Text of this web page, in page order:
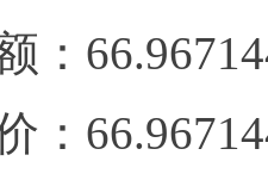
：
：